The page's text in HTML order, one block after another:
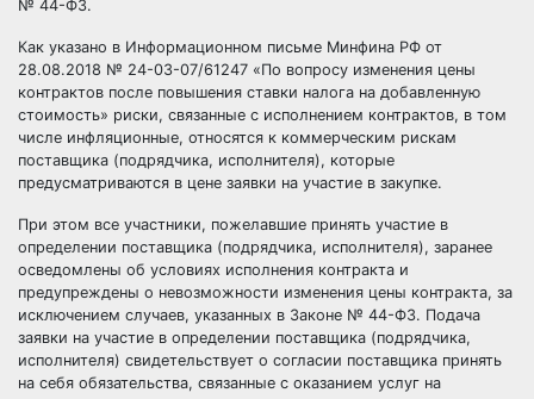
№ 44-ФЗ.
Как указано в Информационном письме Минфина РФ от
28.08.2018 № 24-03-07/61247 «По вопросу изменения цены
контрактов после повышения ставки налога на добавленную
стоимость» риски, связанные с исполнением контрактов, в том
числе инфляционные, относятся к коммерческим рискам
поставщика (подрядчика, исполнителя), которые
предусматриваются в цене заявки на участие в закупке.
При этом все участники, пожелавшие принять участие в
определении поставщика (подрядчика, исполнителя), заранее
осведомлены об условиях исполнения контракта и
предупреждены о невозможности изменения цены контракта, за
исключением случаев, указанных в Законе № 44-ФЗ. Подача
заявки на участие в определении поставщика (подрядчика,
исполнителя) свидетельствует о согласии поставщика принять
на себя обязательства, связанные с оказанием услуг на